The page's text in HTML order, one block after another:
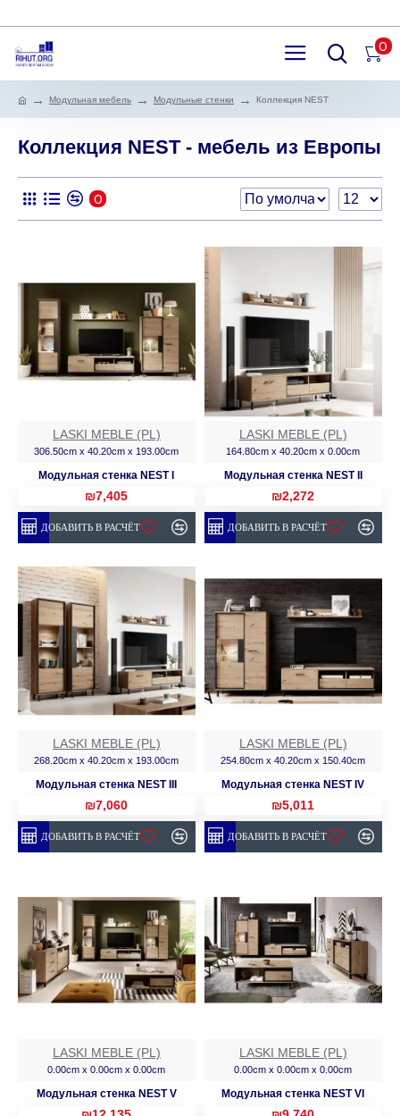
0
Модульная мебель Модульные стенки Коллекция NEST
Коллекция NEST - мебель из Европы
0
LASKI MEBLE (PL)
306.50cm x 40.20cm x 193.00cm
Модульная стенка NEST I
₪7,405
ДОБАВИТЬ В РАСЧЁТ
LASKI MEBLE (PL)
164.80cm x 40.20cm x 0.00cm
Модульная стенка NEST II
₪2,272
ДОБАВИТЬ В РАСЧЁТ
LASKI MEBLE (PL)
268.20cm x 40.20cm x 193.00cm
Модульная стенка NEST III
₪7,060
ДОБАВИТЬ В РАСЧЁТ
LASKI MEBLE (PL)
254.80cm x 40.20cm x 150.40cm
Модульная стенка NEST IV
₪5,011
ДОБАВИТЬ В РАСЧЁТ
LASKI MEBLE (PL)
0.00cm x 0.00cm x 0.00cm
Модульная стенка NEST V
LASKI MEBLE (PL)
0.00cm x 0.00cm x 0.00cm
Модульная стенка NEST VI